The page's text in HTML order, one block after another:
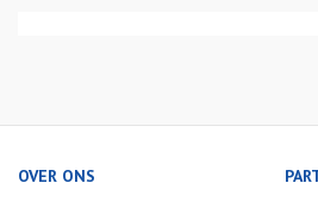
OVER ONS